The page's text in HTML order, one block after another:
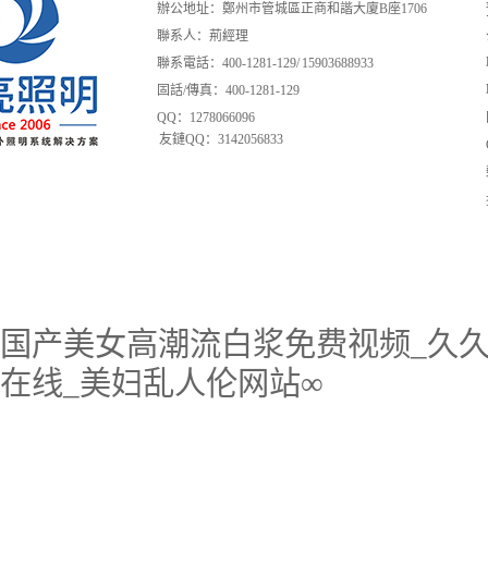
辦公地址：鄭州市管城區正商和諧大廈B座1706
聯系人：荊經理
聯系電話：400-1281-129/ 15903688933
固話/傳真：400-1281-129
QQ：1278066096
友鏈QQ：3142056833
国产美女高潮流白浆免费视频_久
在线_美妇乱人伦网站∞